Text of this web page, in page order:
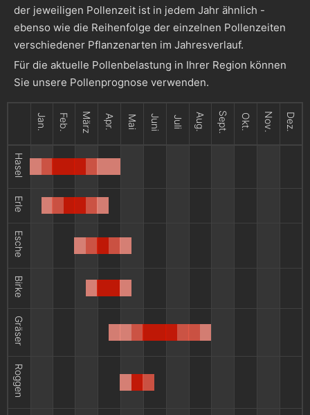
der jeweiligen Pollenzeit ist in jedem Jahr ähnlich -
ebenso wie die Reihenfolge der einzelnen Pollenzeiten
verschiedener Pflanzenarten im Jahresverlauf.
Für die aktuelle Pollenbelastung in Ihrer Region können
Sie unsere Pollenprognose verwenden.
Jan. Feb. März Apr. Mai Juni Juli Aug. Sept. Okt. Nov. Dez.
Hasel
Erle
Esche
Birke
Gräser
Roggen